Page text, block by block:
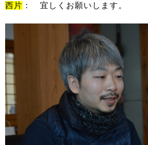
西片 ： 宜しくお願いします。